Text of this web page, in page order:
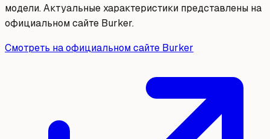
модели. Актуальные характеристики представлены на
официальном сайте Burker.
Смотреть на официальном сайте Burker